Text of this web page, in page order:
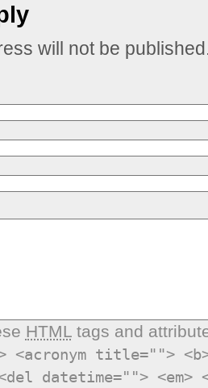
will not be
HTMLtags and
title="">
datetime="">